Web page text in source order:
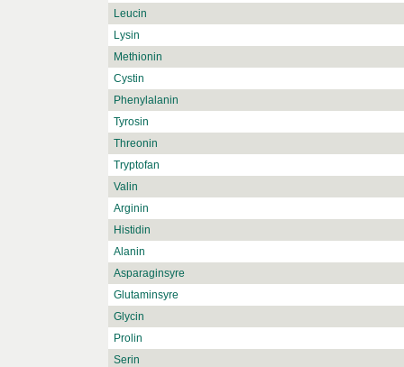
Leucin
Lysin
Methionin
Cystin
Phenylalanin
Tyrosin
Threonin
Tryptofan
Valin
Arginin
Histidin
Alanin
Asparaginsyre
Glutaminsyre
Glycin
Prolin
Serin